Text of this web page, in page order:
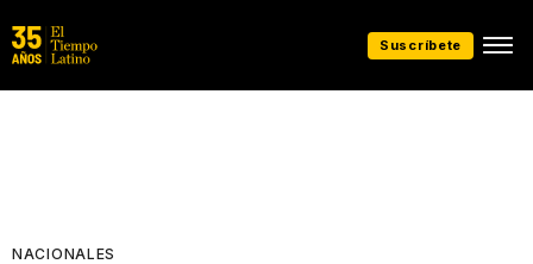
Suscríbete
NACIONALES